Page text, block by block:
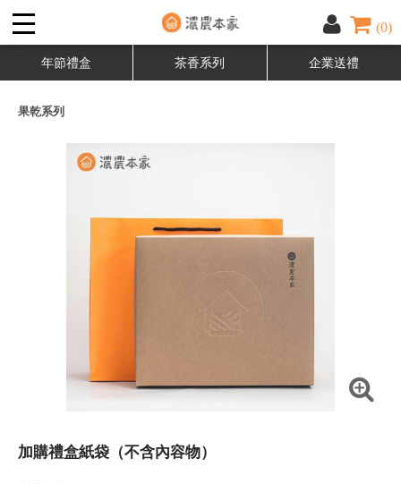
(0)
年節禮盒 茶香系列 企業送禮
果乾系列
加購禮盒紙袋（不含內容物）